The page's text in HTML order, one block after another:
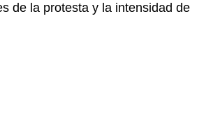
de la protesta y la intensidad de